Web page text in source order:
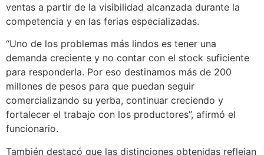
ventas a partir de la visibilidad alcanzada durante la
competencia y en las ferias especializadas.
“Uno de los problemas más lindos es tener una
demanda creciente y no contar con el stock suficiente
para responderla. Por eso destinamos más de 200
millones de pesos para que puedan seguir
comercializando su yerba, continuar creciendo y
fortalecer el trabajo con los productores”, afirmó el
funcionario.
También destacó que las distinciones obtenidas reflejan